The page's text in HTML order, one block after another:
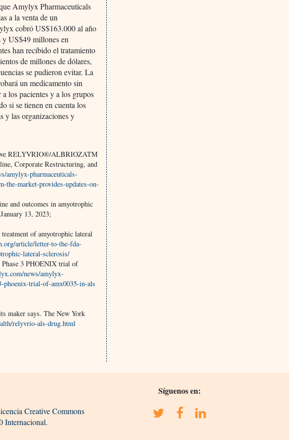
Amylyx Pharmaceuticals
a la venta de un
cobró US$163.000 al año
US$49 millones en
han recibido el tratamiento
de millones de dólares,
se pudieron evitar. La
un medicamento sin
los pacientes y a los grupos
si se tienen en cuenta los
y las organizaciones y
RELYVRIO®/ALBRIOZATM
Corporate Restructuring, and
amylyx-pharmaceuticals-
the-market-provides-updates-on-
and outcomes in amyotrophic
13, 2023;
of amyotrophic lateral
article/letter-to-the-fda-
lateral-sclerosis/
Phase 3 PHOENIX trial of
news/amylyx-
phoenix-trial-of-amx0035-in-als
maker says. The New York
relyvrio-als-drug.html
Creative Commons
Internacional.
Síguenos en: